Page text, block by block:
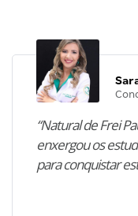
“Natural de Frei
enxergou os
para conquistar